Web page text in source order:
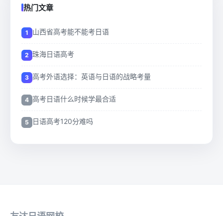
热门文章
山西省高考能不能考日语
珠海日语高考
高考外语选择：英语与日语的战略考量
高考日语什么时候学最合适
日语高考120分难吗